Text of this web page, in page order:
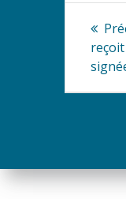
de